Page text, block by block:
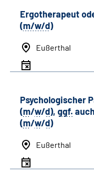
Ergotherapeut
(m/w/d)
Eußerthal
Psychologischer
(m/w/d), ggf.
(m/w/d)
Eußerthal